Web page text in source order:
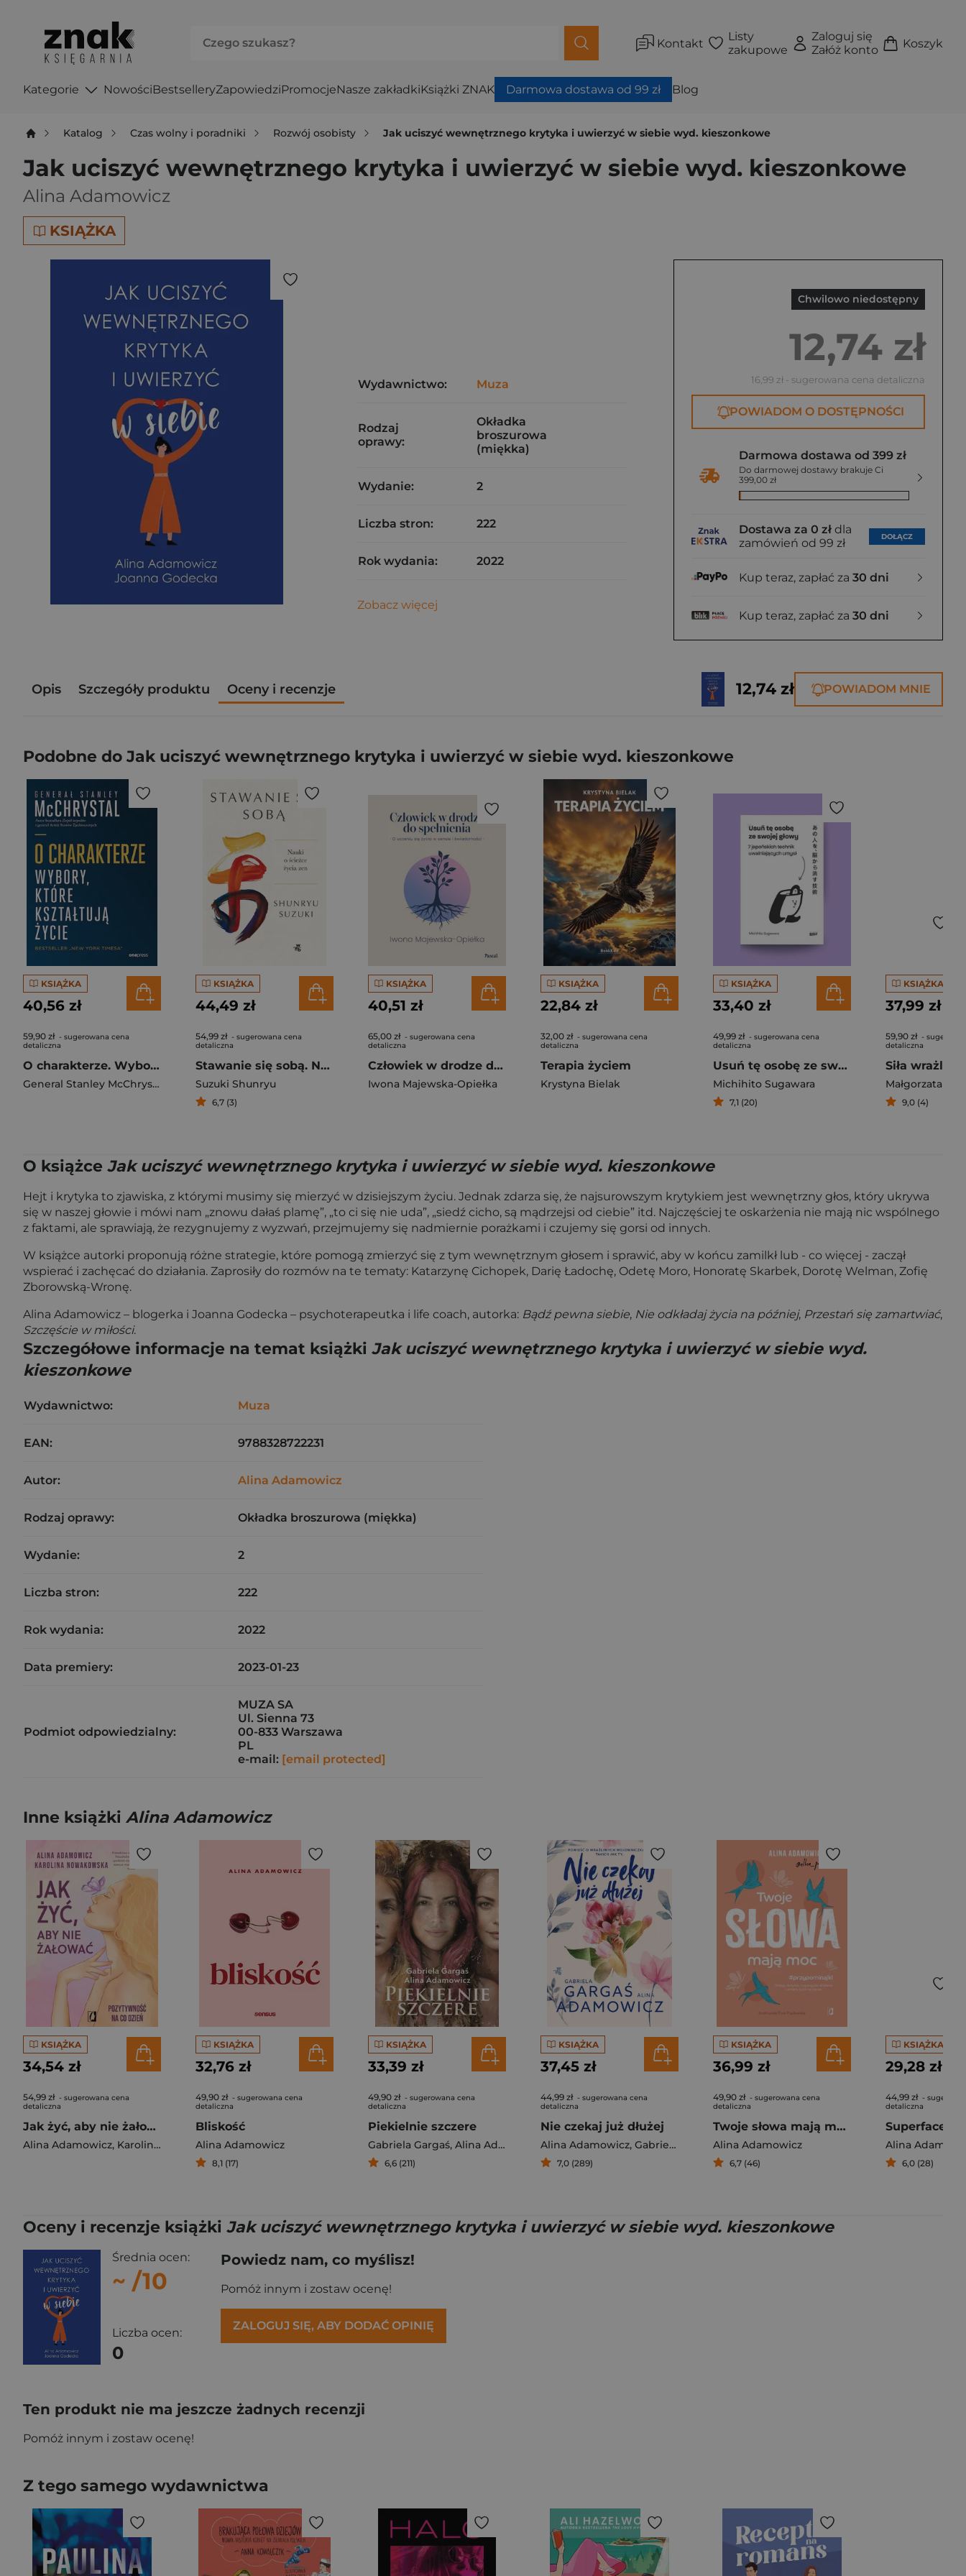
Kontakt
Listy
zakupowe
Zaloguj się
Załóż konto
Koszyk
Kategorie NowościBestselleryZapowiedziPromocjeNasze zakładkiKsiążki ZNAK Darmowa dostawa od 99 zł Blog
Katalog Czas wolny i poradniki Rozwój osobisty Jak uciszyć wewnętrznego krytyka i uwierzyć w siebie wyd. kieszonkowe
Jak uciszyć wewnętrznego krytyka i uwierzyć w siebie wyd. kieszonkowe
Alina Adamowicz
KSIĄŻKA
Chwilowo niedostępny
12,74 zł
16,99 zł - sugerowana cena detaliczna
POWIADOM O DOSTĘPNOŚCI
Darmowa dostawa od 399 zł
Do darmowej dostawy brakuje Ci
399,00 zł
Dostawa za 0 zł dla
zamówień od 99 zł
DOŁĄCZ
Kup teraz, zapłać za 30 dni
Kup teraz, zapłać za 30 dni
Wydawnictwo: Muza
Rodzaj
oprawy:
Okładka
broszurowa
(miękka)
Wydanie: 2
Liczba stron: 222
Rok wydania: 2022
Zobacz więcej
Opis Szczegóły produktu Oceny i recenzje 12,74 zł POWIADOM MNIE
Podobne do Jak uciszyć wewnętrznego krytyka i uwierzyć w siebie wyd. kieszonkowe
KSIĄŻKA
40,56 zł
59,90 zł - sugerowana cena
detaliczna
O charakterze. Wybory, które kształtują życie
General Stanley McChrystal
KSIĄŻKA
44,49 zł
54,99 zł - sugerowana cena
detaliczna
Stawanie się sobą. Nauki o ścieżce życia zen
Suzuki Shunryu
6,7 (3)
KSIĄŻKA
40,51 zł
65,00 zł - sugerowana cena
detaliczna
Człowiek w drodze do spełnienia. O uczeniu się życia w sensie i świadomości
Iwona Majewska-Opiełka
KSIĄŻKA
22,84 zł
32,00 zł - sugerowana cena
detaliczna
Terapia życiem
Krystyna Bielak
KSIĄŻKA
33,40 zł
49,99 zł - sugerowana cena
detaliczna
Usuń tę osobę ze swojej głowy. 7 japońskich technik uwalniających umysł
Michihito Sugawara
7,1 (20)
KSIĄŻKA
37,99 zł
59,90 zł -
detaliczna
Małgorzata
9,0 (4)
O książce Jak uciszyć wewnętrznego krytyka i uwierzyć w siebie wyd. kieszonkowe
Hejt i krytyka to zjawiska, z którymi musimy się mierzyć w dzisiejszym życiu. Jednak zdarza się, że najsurowszym krytykiem jest wewnętrzny głos, który ukrywa
się w naszej głowie i mówi nam „znowu dałaś plamę”, „to ci się nie uda”, „siedź cicho, są mądrzejsi od ciebie” itd. Najczęściej te oskarżenia nie mają nic wspólnego
z faktami, ale sprawiają, że rezygnujemy z wyzwań, przejmujemy się nadmiernie porażkami i czujemy się gorsi od innych.
W książce autorki proponują różne strategie, które pomogą zmierzyć się z tym wewnętrznym głosem i sprawić, aby w końcu zamilkł lub - co więcej - zaczął
wspierać i zachęcać do działania. Zaprosiły do rozmów na te tematy: Katarzynę Cichopek, Darię Ładochę, Odetę Moro, Honoratę Skarbek, Dorotę Welman, Zofię
Zborowską-Wronę.
Alina Adamowicz – blogerka i Joanna Godecka – psychoterapeutka i life coach, autorka: Bądź pewna siebie, Nie odkładaj życia na później, Przestań się zamartwiać,
Szczęście w miłości.
Szczegółowe informacje na temat książki Jak uciszyć wewnętrznego krytyka i uwierzyć w siebie wyd.
kieszonkowe
Wydawnictwo: Muza
EAN: 9788328722231
Autor: Alina Adamowicz
Rodzaj oprawy: Okładka broszurowa (miękka)
Wydanie: 2
Liczba stron: 222
Rok wydania: 2022
Data premiery: 2023-01-23
Podmiot odpowiedzialny:
MUZA SA
Ul. Sienna 73
00-833 Warszawa
PL
e-mail: [email protected]
Inne książki Alina Adamowicz
KSIĄŻKA
34,54 zł
54,99 zł - sugerowana cena
detaliczna
Jak żyć, aby nie żałować
Alina Adamowicz, Karolina Nowakowska
KSIĄŻKA
32,76 zł
49,90 zł - sugerowana cena
detaliczna
Bliskość
Alina Adamowicz
8,1 (17)
KSIĄŻKA
33,39 zł
49,90 zł - sugerowana cena
detaliczna
Piekielnie szczere
Gabriela Gargaś, Alina Adamowicz
6,6 (211)
KSIĄŻKA
37,45 zł
44,99 zł - sugerowana cena
detaliczna
Nie czekaj już dłużej
Alina Adamowicz, Gabriela Gargaś
7,0 (289)
KSIĄŻKA
36,99 zł
49,90 zł - sugerowana cena
detaliczna
Twoje słowa mają moc Dodają skrzydeł, inspirują do działania i zmiany życia na lepsze
Alina Adamowicz
6,7 (46)
KSIĄŻKA
29,28 zł
44,99 zł -
detaliczna
Alina
6,0 (28)
Oceny i recenzje książki Jak uciszyć wewnętrznego krytyka i uwierzyć w siebie wyd. kieszonkowe
Średnia ocen:
~ /10
Liczba ocen:
0
Powiedz nam, co myślisz!
Pomóż innym i zostaw ocenę!
ZALOGUJ SIĘ, ABY DODAĆ OPINIĘ
Ten produkt nie ma jeszcze żadnych recenzji
Pomóż innym i zostaw ocenę!
Z tego samego wydawnictwa